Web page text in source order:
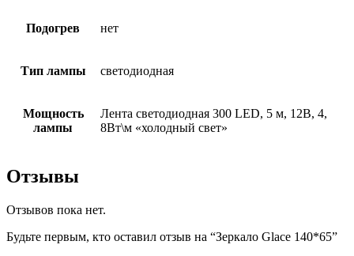
Подогрев нет
Тип лампы светодиодная
Мощность
лампы
Лента светодиодная 300 LED, 5 м, 12В, 4,
8Вт\м «холодный свет»
Отзывы
Отзывов пока нет.
Будьте первым, кто оставил отзыв на “Зеркало Glace 140*65”